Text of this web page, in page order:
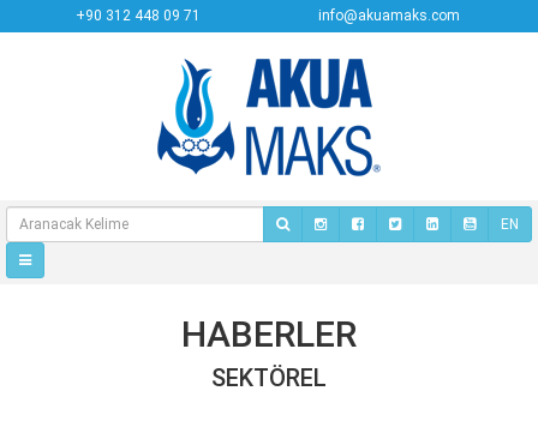
+90 312 448 09 71 info@akuamaks.com
EN
HABERLER
SEKTÖREL